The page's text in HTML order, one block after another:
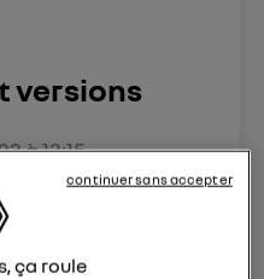
versions
à13:15
RENAULT
ça roule
continuer sans accepter